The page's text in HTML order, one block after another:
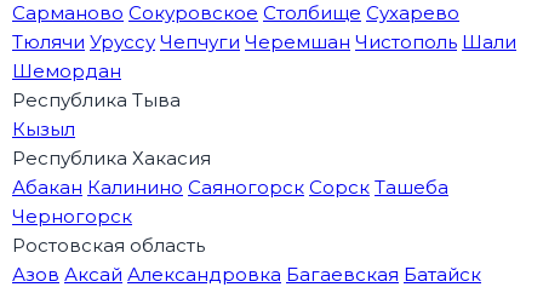
Сарманово Сокуровское Столбище Сухарево
Тюлячи Уруссу Чепчуги Черемшан Чистополь Шали
Шемордан
Республика Тыва
Кызыл
Республика Хакасия
Абакан Калинино Саяногорск Сорск Ташеба
Черногорск
Ростовская область
Азов Аксай Александровка Багаевская Батайск